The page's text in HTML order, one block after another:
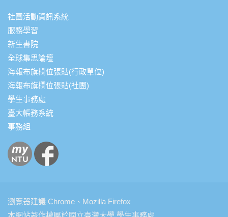
社團活動資訊系統
服務學習
新生書院
全球集思論壇
海報布旗欄位張貼(行政單位)
海報布旗欄位張貼(社團)
學生事務處
臺大帳務系統
事務組
瀏覽器建議 Chrome、Mozilla Firefox